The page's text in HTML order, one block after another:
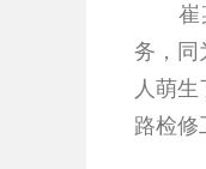
崔某
务，同
人萌
路检修